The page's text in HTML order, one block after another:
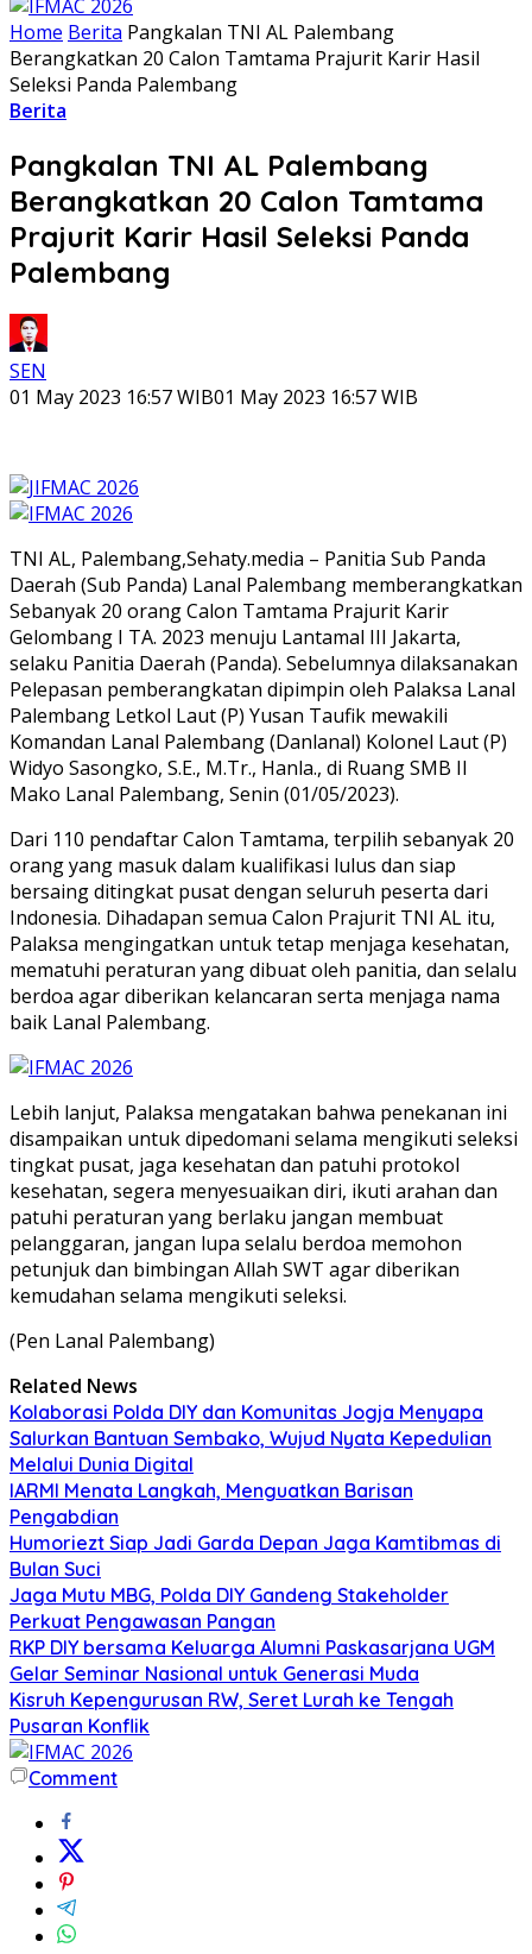
Home Berita Pangkalan TNI AL Palembang
Berangkatkan 20 Calon Tamtama Prajurit Karir Hasil
Seleksi Panda Palembang
Berita
Pangkalan TNI AL Palembang
Berangkatkan 20 Calon Tamtama
Prajurit Karir Hasil Seleksi Panda
Palembang
SEN
01 May 2023 16:57 WIB01 May 2023 16:57 WIB
TNI AL, Palembang,Sehaty.media – Panitia Sub Panda
Daerah (Sub Panda) Lanal Palembang memberangkatkan
Sebanyak 20 orang Calon Tamtama Prajurit Karir
Gelombang I TA. 2023 menuju Lantamal III Jakarta,
selaku Panitia Daerah (Panda). Sebelumnya dilaksanakan
Pelepasan pemberangkatan dipimpin oleh Palaksa Lanal
Palembang Letkol Laut (P) Yusan Taufik mewakili
Komandan Lanal Palembang (Danlanal) Kolonel Laut (P)
Widyo Sasongko, S.E., M.Tr., Hanla., di Ruang SMB II
Mako Lanal Palembang, Senin (01/05/2023).
Dari 110 pendaftar Calon Tamtama, terpilih sebanyak 20
orang yang masuk dalam kualifikasi lulus dan siap
bersaing ditingkat pusat dengan seluruh peserta dari
Indonesia. Dihadapan semua Calon Prajurit TNI AL itu,
Palaksa mengingatkan untuk tetap menjaga kesehatan,
mematuhi peraturan yang dibuat oleh panitia, dan selalu
berdoa agar diberikan kelancaran serta menjaga nama
baik Lanal Palembang.
Lebih lanjut, Palaksa mengatakan bahwa penekanan ini
disampaikan untuk dipedomani selama mengikuti seleksi
tingkat pusat, jaga kesehatan dan patuhi protokol
kesehatan, segera menyesuaikan diri, ikuti arahan dan
patuhi peraturan yang berlaku jangan membuat
pelanggaran, jangan lupa selalu berdoa memohon
petunjuk dan bimbingan Allah SWT agar diberikan
kemudahan selama mengikuti seleksi.
(Pen Lanal Palembang)
Related News
Kolaborasi Polda DIY dan Komunitas Jogja Menyapa
Salurkan Bantuan Sembako, Wujud Nyata Kepedulian
Melalui Dunia Digital
IARMI Menata Langkah, Menguatkan Barisan
Pengabdian
Humoriezt Siap Jadi Garda Depan Jaga Kamtibmas di
Bulan Suci
Jaga Mutu MBG, Polda DIY Gandeng Stakeholder
Perkuat Pengawasan Pangan
RKP DIY bersama Keluarga Alumni Paskasarjana UGM
Gelar Seminar Nasional untuk Generasi Muda
Kisruh Kepengurusan RW, Seret Lurah ke Tengah
Pusaran Konflik
Comment